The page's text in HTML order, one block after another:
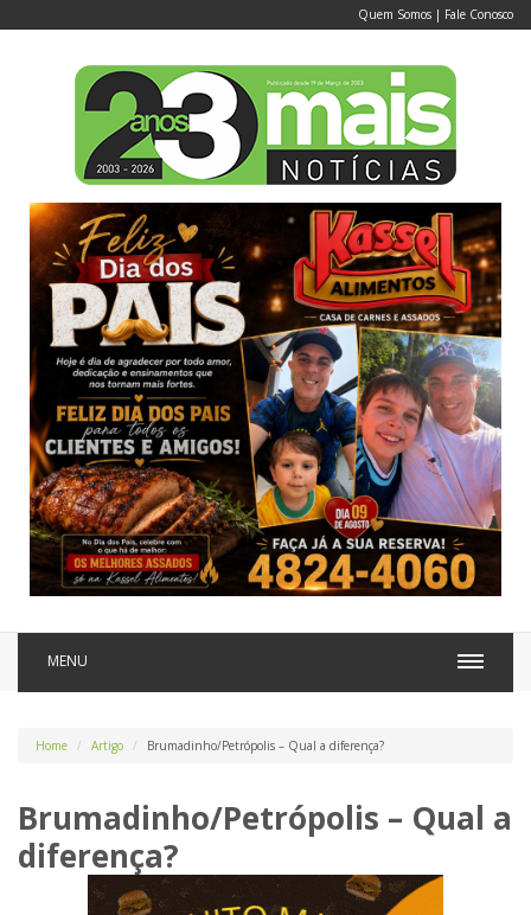
Quem Somos | Fale Conosco
MENU
Home Artigo Brumadinho/Petrópolis – Qual a diferença?
Brumadinho/Petrópolis – Qual a
diferença?